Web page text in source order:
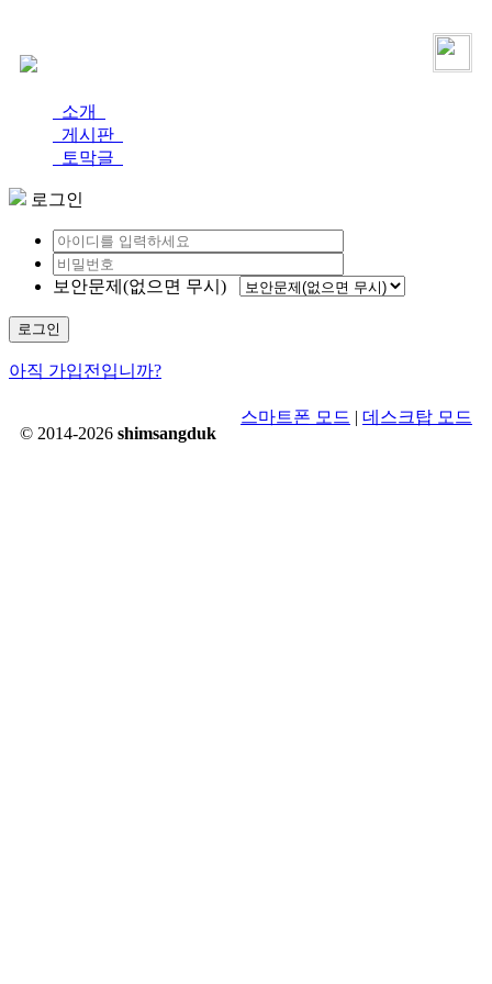
소개
게시판
토막글
로그인
보안문제(없으면 무시)
로그인
아직 가입전입니까?
© 2014-2026 shimsangduk
스마트폰 모드 | 데스크탑 모드